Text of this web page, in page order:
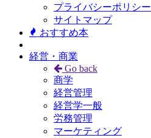
プライバシーポリシー
サイトマップ
おすすめ本
経営・商業
Go back
商学
経営管理
経営学一般
労務管理
マーケティング